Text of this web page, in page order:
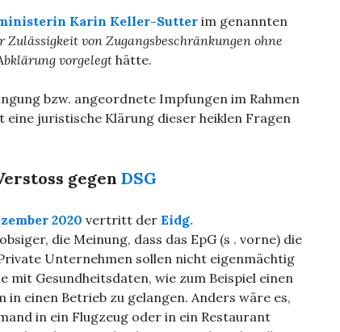
Karin Keller-Sutter im genannten
Zulässigkeit von Zugangsbeschränkungen ohne
vorgelegt hätte.
bzw. angeordnete Impfungen im Rahmen
eine juristische Klärung dieser heiklen Fragen
gegen DSG
2020 vertritt der Eidg.
die Meinung, dass das EpG (s . vorne) die
Unternehmen sollen nicht eigenmächtig
mit Gesundheitsdaten, wie zum Beispiel einen
einen Betrieb zu gelangen. Anders wäre es,
in ein Flugzeug oder in ein Restaurant